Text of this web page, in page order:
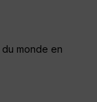
monde en